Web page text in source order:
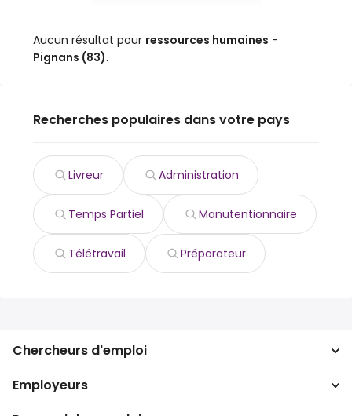
Aucun résultat pour ressources humaines -
Pignans (83).
Recherches populaires dans votre pays
Livreur Administration
Temps Partiel Manutentionnaire
Télétravail Préparateur
Chercheurs d'emploi
Recherche d'emploi
Recherche de salaire
Employeurs